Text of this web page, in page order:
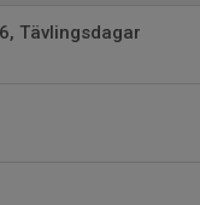
Tävlingsdagar